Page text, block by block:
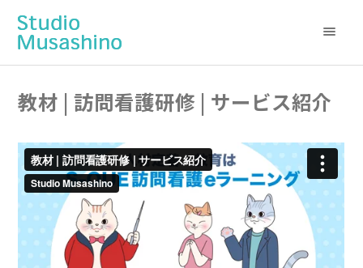
教材 | 訪問看護研修 | サービス紹介